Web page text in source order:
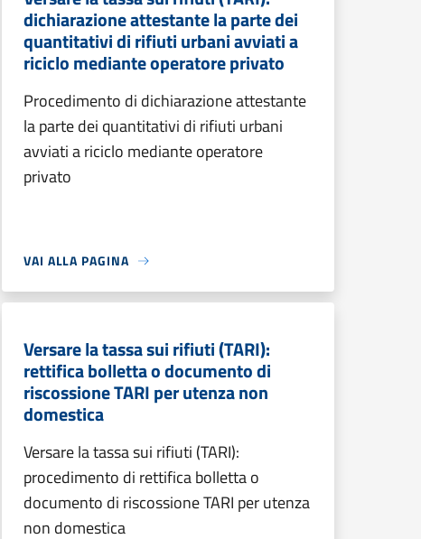
dichiarazione attestante la parte dei
quantitativi di rifiuti urbani avviati a
riciclo mediante operatore privato
Procedimento di dichiarazione attestante
la parte dei quantitativi di rifiuti urbani
avviati a riciclo mediante operatore
privato
VAI ALLA PAGINA
Versare la tassa sui rifiuti (TARI):
rettifica bolletta o documento di
riscossione TARI per utenza non
domestica
Versare la tassa sui rifiuti (TARI):
procedimento di rettifica bolletta o
documento di riscossione TARI per utenza
non domestica